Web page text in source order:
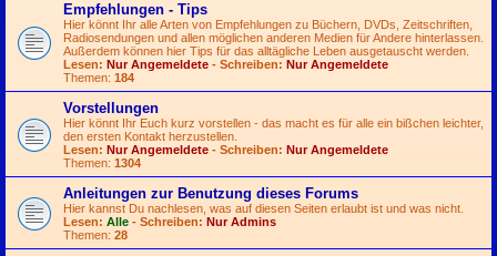
Empfehlungen - Tips
Hier könnt Ihr alle Arten von Empfehlungen zu Büchern, DVDs, Zeitschriften,
Radiosendungen und allen möglichen anderen Medien für Andere hinterlassen.
Außerdem können hier Tips für das alltägliche Leben ausgetauscht werden.
Lesen: Nur Angemeldete - Schreiben: Nur Angemeldete
Themen: 184
Vorstellungen
Hier könnt Ihr Euch kurz vorstellen - das macht es für alle ein bißchen leichter,
den ersten Kontakt herzustellen.
Lesen: Nur Angemeldete - Schreiben: Nur Angemeldete
Themen: 1304
Anleitungen zur Benutzung dieses Forums
Hier kannst Du nachlesen, was auf diesen Seiten erlaubt ist und was nicht.
Lesen: Alle - Schreiben: Nur Admins
Themen: 28